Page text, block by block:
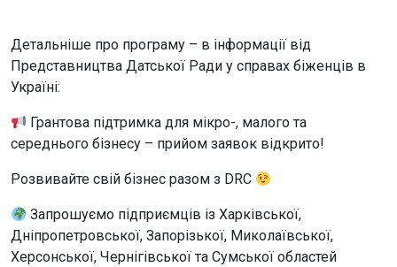
Детальніше про програму – в інформації від
Представництва Датської Ради у справах біженців в
Україні:
Грантова підтримка для мікро-, малого та
середнього бізнесу – прийом заявок відкрито!
Розвивайте свій бізнес разом з DRC
Запрошуємо підприємців із Харківської,
Дніпропетровської, Запорізької, Миколаївської,
Херсонської, Чернігівської та Сумської областей